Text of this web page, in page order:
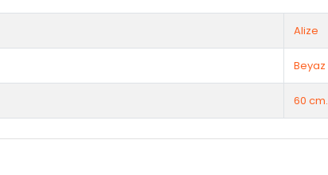
Alize
Beyaz
60 cm.